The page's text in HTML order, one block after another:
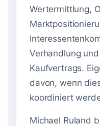
Wertermittlung,
Verhandlung
Kaufvertrags.
davon, wenn
koordiniert
Michael Ruland